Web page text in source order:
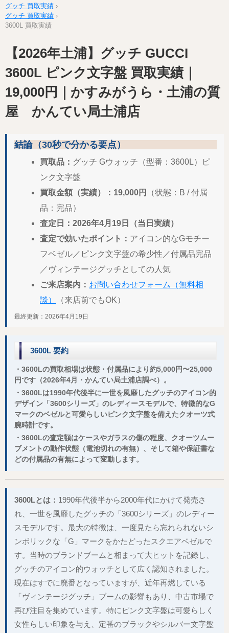
グッチ 買取実績 ›
グッチ 買取実績 ›
3600L 買取実績
【2026年土浦】グッチ GUCCI
3600L ピンク文字盤 買取実績｜
19,000円｜かすみがうら・土浦の質
屋 かんてい局土浦店
結論（30秒で分かる要点）
買取品： グッチ Gウォッチ（型番：3600L）ピ
ンク文字盤
買取金額（実績）：19,000円
（状態：B / 付属
品：完品）
査定日：2026年4月19日（当日実績）
査定で効いたポイント： アイコン的なGモチー
フベゼル／ピンク文字盤の希少性／付属品完品
／ヴィンテージグッチとしての人気
ご来店案内： お問い合わせフォーム（無料相
談）
（来店前でもOK）
最終更新：2026年4月19日
3600L 要約
・3600Lの買取相場は状態・付属品により約5,000円〜25,000
円です（2026年4月・かんてい局土浦店調べ）。
・3600Lは1990年代後半に一世を風靡したグッチのアイコン的
デザイン「3600シリーズ」のレディースモデルで、特徴的なG
マークのベゼルと可愛らしいピンク文字盤を備えたクオーツ式
腕時計です。
・3600Lの査定額はケースやガラスの傷の程度、クオーツムー
ブメントの動作状態（電池切れの有無）、そして箱や保証書な
どの付属品の有無によって変動します。
3600Lとは： 1990年代後半から2000年代にかけて発売さ
れ、一世を風靡したグッチの「3600シリーズ」のレディー
スモデルです。最大の特徴は、一度見たら忘れられないシ
ンボリックな「G」マークをかたどったスクエアベゼルで
す。当時のブランドブームと相まって大ヒットを記録し、
グッチのアイコン的ウォッチとして広く認知されました。
現在はすでに廃番となっていますが、近年再燃している
「ヴィンテージグッチ」ブームの影響もあり、中古市場で
再び注目を集めています。特にピンク文字盤は可愛らしく
女性らしい印象を与え、定番のブラックやシルバー文字盤